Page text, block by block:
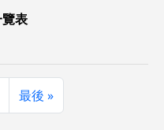
表
一頁Last page
最後 »